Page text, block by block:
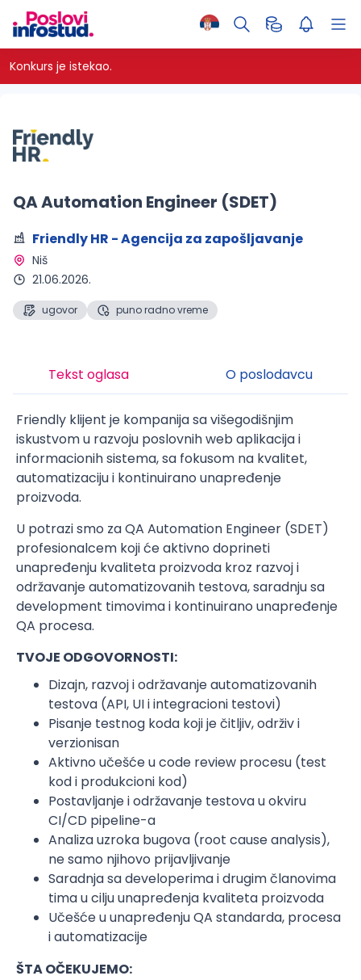
Konkurs je istekao.
QA Automation Engineer (SDET)
Friendly HR - Agencija za zapošljavanje
Niš
21.06.2026.
ugovor puno radno vreme
Tekst oglasa O poslodavcu
Friendly klijent je kompanija sa višegodišnjim
iskustvom u razvoju poslovnih web aplikacija i
informacionih sistema, sa fokusom na kvalitet,
automatizaciju i kontinuirano unapređenje
proizvoda.
U potrazi smo za QA Automation Engineer (SDET)
profesionalcem koji će aktivno doprineti
unapređenju kvaliteta proizvoda kroz razvoj i
održavanje automatizovanih testova, saradnju sa
development timovima i kontinuirano unapređenje
QA procesa.
TVOJE ODGOVORNOSTI:
Dizajn, razvoj i održavanje automatizovanih
testova (API, UI i integracioni testovi)
Pisanje testnog koda koji je čitljiv, održiv i
verzionisan
Aktivno učešće u code review procesu (test
kod i produkcioni kod)
Postavljanje i održavanje testova u okviru
CI/CD pipeline-a
Analiza uzroka bugova (root cause analysis),
ne samo njihovo prijavljivanje
Saradnja sa developerima i drugim članovima
tima u cilju unapređenja kvaliteta proizvoda
Učešće u unapređenju QA standarda, procesa
i automatizacije
ŠTA OČEKUJEMO: